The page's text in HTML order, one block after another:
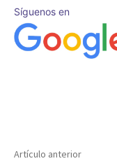
Síguenos en
Artículo anterior